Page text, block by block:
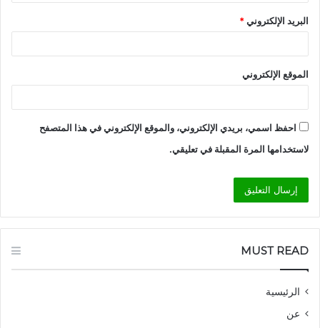
البريد الإلكتروني*
الموقع الإلكتروني
احفظ اسمي، بريدي الإلكتروني، والموقع الإلكتروني في هذا المتصفح
لاستخدامها المرة المقبلة في تعليقي.
MUST READ
الرئيسية
عن